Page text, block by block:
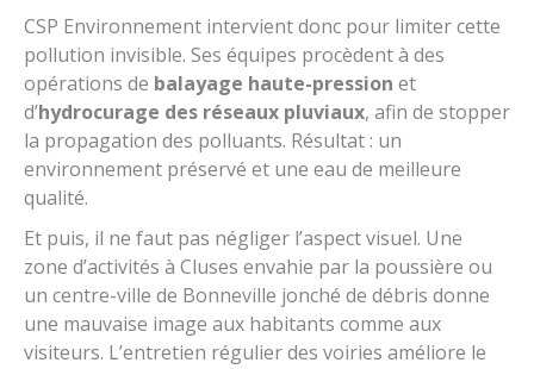
CSP Environnement intervient donc pour limiter cette
pollution invisible. Ses équipes procèdent à des
opérations de balayage haute-pression et
d’hydrocurage des réseaux pluviaux, afin de stopper
la propagation des polluants. Résultat : un
environnement préservé et une eau de meilleure
qualité.
Et puis, il ne faut pas négliger l’aspect visuel. Une
zone d’activités à Cluses envahie par la poussière ou
un centre-ville de Bonneville jonché de débris donne
une mauvaise image aux habitants comme aux
visiteurs. L’entretien régulier des voiries améliore le